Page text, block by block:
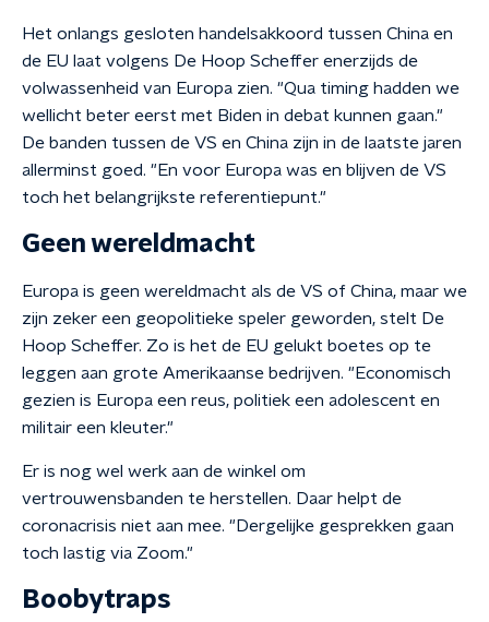
Het onlangs gesloten handelsakkoord tussen China en
de EU laat volgens De Hoop Scheffer enerzijds de
volwassenheid van Europa zien. "Qua timing hadden we
wellicht beter eerst met Biden in debat kunnen gaan."
De banden tussen de VS en China zijn in de laatste jaren
allerminst goed. "En voor Europa was en blijven de VS
toch het belangrijkste referentiepunt."
Geen wereldmacht
Europa is geen wereldmacht als de VS of China, maar we
zijn zeker een geopolitieke speler geworden, stelt De
Hoop Scheffer. Zo is het de EU gelukt boetes op te
leggen aan grote Amerikaanse bedrijven. "Economisch
gezien is Europa een reus, politiek een adolescent en
militair een kleuter."
Er is nog wel werk aan de winkel om
vertrouwensbanden te herstellen. Daar helpt de
coronacrisis niet aan mee. "Dergelijke gesprekken gaan
toch lastig via Zoom."
Boobytraps